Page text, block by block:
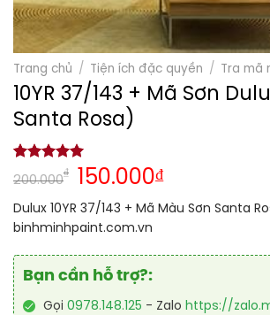
Trang chủ / Tiện ích đặc quyền / Tra mã
10YR 37/143 + Mã Sơn
Santa Rosa)
5.00 trên 5
dựa trên
1
đánh giá
200.000
₫ 150.000₫
Dulux 10YR 37/143 + Mã Màu Sơn Santa
binhminhpaint.com.vn
Bạn cần hỗ trợ?:
Gọi 0978.148.125 - Zalo https://